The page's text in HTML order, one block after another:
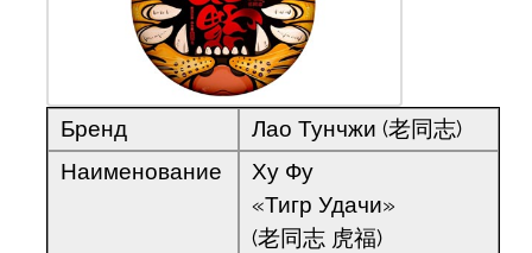
Бренд
Лао Тунчжи (老同志)
Наименование
Ху Фу
«Тигр Удачи»
(老同志 虎福)